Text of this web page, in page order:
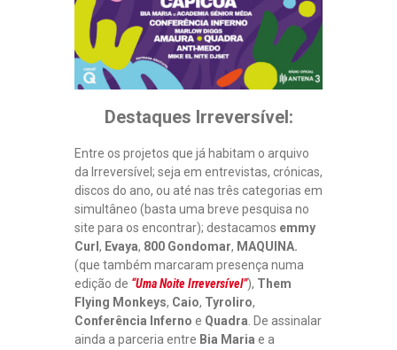
Destaques Irreversível:
Entre os projetos que já habitam o arquivo
da Irreversível; seja em entrevistas, crónicas,
discos do ano, ou até nas três categorias em
simultâneo (basta uma breve pesquisa no
site para os encontrar); destacamos emmy
Curl , Evaya, 800 Gondomar, MAQUINA.
(que também marcaram presença numa
edição de “Uma Noite Irreversível”), Them
Flying Monkeys, Caio, Tyroliro,
Conferência Inferno e Quadra . De assinalar
ainda a parceria entre Bia Maria e a